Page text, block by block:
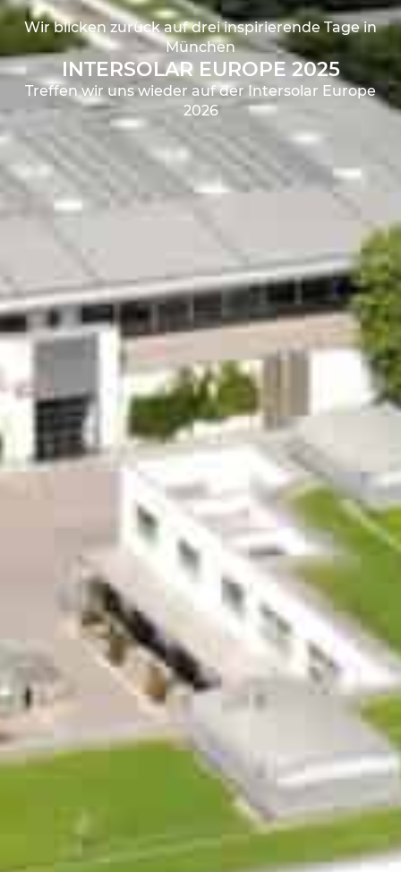
Wir blicken zurück auf drei inspirierende Tage in
München
INTERSOLAR EUROPE 2025
Treffen wir uns wieder auf der Intersolar Europe
2026